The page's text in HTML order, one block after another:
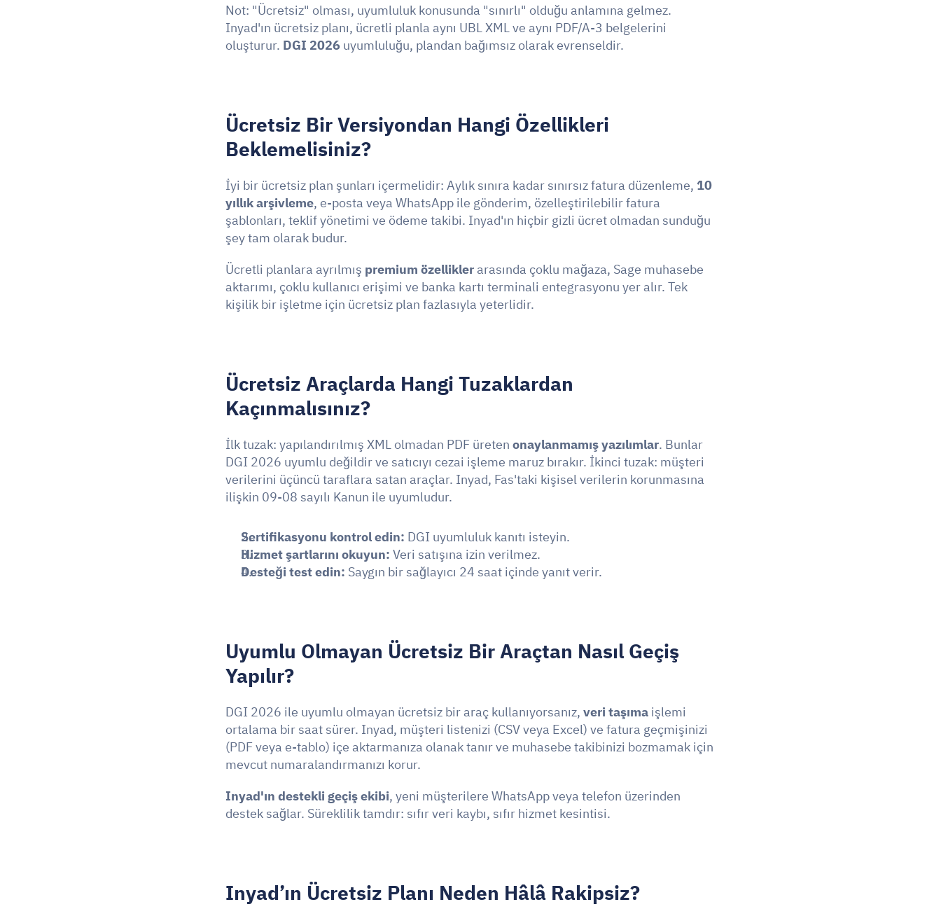
Not: "Ücretsiz" olması, uyumluluk konusunda "sınırlı" olduğu anlamına gelmez.
Inyad'ın ücretsiz planı, ücretli planla aynı UBL XML ve aynı PDF/A-3 belgelerini
oluşturur. DGI 2026 uyumluluğu, plandan bağımsız olarak evrenseldir.
Ücretsiz Bir Versiyondan Hangi Özellikleri
Beklemelisiniz?
İyi bir ücretsiz plan şunları içermelidir: Aylık sınıra kadar sınırsız fatura düzenleme, 10
yıllık arşivleme, e-posta veya WhatsApp ile gönderim, özelleştirilebilir fatura
şablonları, teklif yönetimi ve ödeme takibi. Inyad'ın hiçbir gizli ücret olmadan sunduğu
şey tam olarak budur.
Ücretli planlara ayrılmış premium özellikler arasında çoklu mağaza, Sage muhasebe
aktarımı, çoklu kullanıcı erişimi ve banka kartı terminali entegrasyonu yer alır. Tek
kişilik bir işletme için ücretsiz plan fazlasıyla yeterlidir.
Ücretsiz Araçlarda Hangi Tuzaklardan
Kaçınmalısınız?
İlk tuzak: yapılandırılmış XML olmadan PDF üreten onaylanmamış yazılımlar. Bunlar
DGI 2026 uyumlu değildir ve satıcıyı cezai işleme maruz bırakır. İkinci tuzak: müşteri
verilerini üçüncü taraflara satan araçlar. Inyad, Fas'taki kişisel verilerin korunmasına
ilişkin 09-08 sayılı Kanun ile uyumludur.
Sertifikasyonu kontrol edin: DGI uyumluluk kanıtı isteyin.
Hizmet şartlarını okuyun: Veri satışına izin verilmez.
Desteği test edin: Saygın bir sağlayıcı 24 saat içinde yanıt verir.
Uyumlu Olmayan Ücretsiz Bir Araçtan Nasıl Geçiş
Yapılır?
DGI 2026 ile uyumlu olmayan ücretsiz bir araç kullanıyorsanız, veri taşıma işlemi
ortalama bir saat sürer. Inyad, müşteri listenizi (CSV veya Excel) ve fatura geçmişinizi
(PDF veya e-tablo) içe aktarmanıza olanak tanır ve muhasebe takibinizi bozmamak için
mevcut numaralandırmanızı korur.
Inyad'ın destekli geçiş ekibi, yeni müşterilere WhatsApp veya telefon üzerinden
destek sağlar. Süreklilik tamdır: sıfır veri kaybı, sıfır hizmet kesintisi.
Inyad’ın Ücretsiz Planı Neden Hâlâ Rakipsiz?